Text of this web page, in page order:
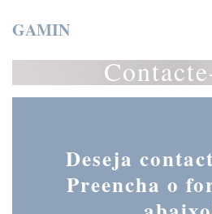
GAMIN
Deseja
Preencha o